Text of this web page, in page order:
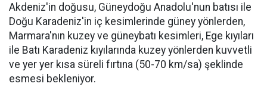
Akdeniz'in doğusu, Güneydoğu Anadolu'nun batısı ile
Doğu Karadeniz'in iç kesimlerinde güney yönlerden,
Marmara'nın kuzey ve güneybatı kesimleri, Ege kıyıları
ile Batı Karadeniz kıyılarında kuzey yönlerden kuvvetli
ve yer yer kısa süreli fırtına (50-70 km/sa) şeklinde
esmesi bekleniyor.